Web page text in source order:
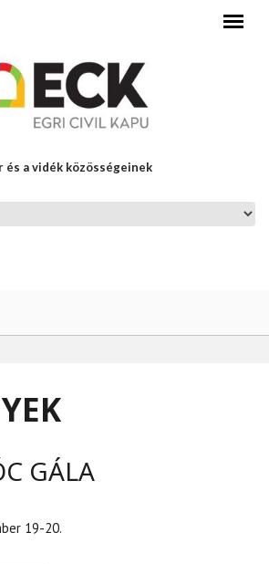
és a vidék közösségeinek
GÁLA
19-20.